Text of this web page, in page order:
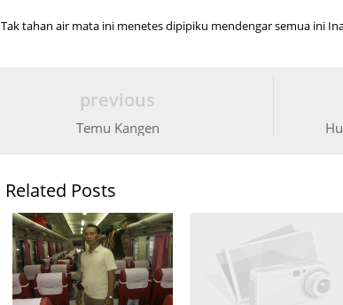
Tak tahan air mata ini menetes dipipiku mendengar semua ini
previous
Temu Kangen
Related Posts